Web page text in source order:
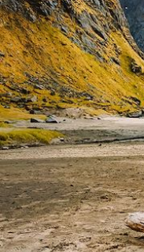
Itinérance
Itinérant
En étoile
Environnement
Bord de mer et îles
Montagne